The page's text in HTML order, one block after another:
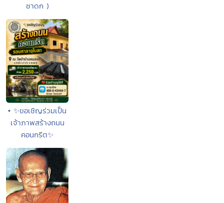
ชาดก )
• ✨ขอเชิญร่วมเป็น
เจ้าภาพสร้างถนน
คอนกรีต✨